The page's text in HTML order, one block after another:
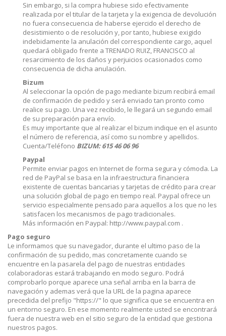
Sin embargo, si la compra hubiese sido efectivamente
realizada por el titular de la tarjeta y la exigencia de devolución
no fuera consecuencia de haberse ejercido el derecho de
desistimiento o de resolución y, por tanto, hubiese exigido
indebidamente la anulación del correspondiente cargo, aquel
quedará obligado frente a TRENADO RUIZ, FRANCISCO al
resarcimiento de los daños y perjuicios ocasionados como
consecuencia de dicha anulación.
Bizum
Al seleccionar la opción de pago mediante bizum recibirá email
de confirmación de pedido y será enviado tan pronto como
realice su pago. Una vez recibido, le llegará un segundo email
de su preparación para envío.
Es muy importante que al realizar el bizum indique en el asunto
el número de referencia, así como su nombre y apellidos.
Cuenta/Teléfono BIZUM: 615 46 06 96
Paypal
Permite enviar pagos en Internet de forma segura y cómoda. La
red de PayPal se basa en la infraestructura financiera
existente de cuentas bancarias y tarjetas de crédito para crear
una solución global de pago en tiempo real. Paypal ofrece un
servicio especialmente pensado para aquellos a los que no les
satisfacen los mecanismos de pago tradicionales.
Más información en Paypal: http://www.paypal.com .
Pago seguro
Le informamos que su navegador, durante el ultimo paso de la
confirmación de su pedido, mas concretamente cuando se
encuentre en la pasarela del pago de nuestras entidades
colaboradoras estará trabajando en modo seguro. Podrá
comprobarlo porque aparece una señal arriba en la barra de
navegación y ademas verá que la URL de la pagina aparece
precedida del prefijo "https://" lo que significa que se encuentra en
un entorno seguro. En ese momento realmente usted se encontrará
fuera de nuestra web en el sitio seguro de la entidad que gestiona
nuestros pagos.